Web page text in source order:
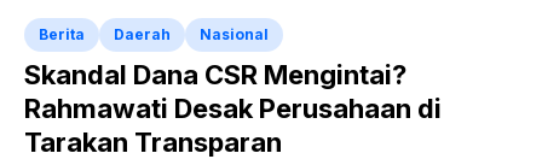
Berita Daerah Nasional
Skandal Dana CSR Mengintai?
Rahmawati Desak Perusahaan di
Tarakan Transparan